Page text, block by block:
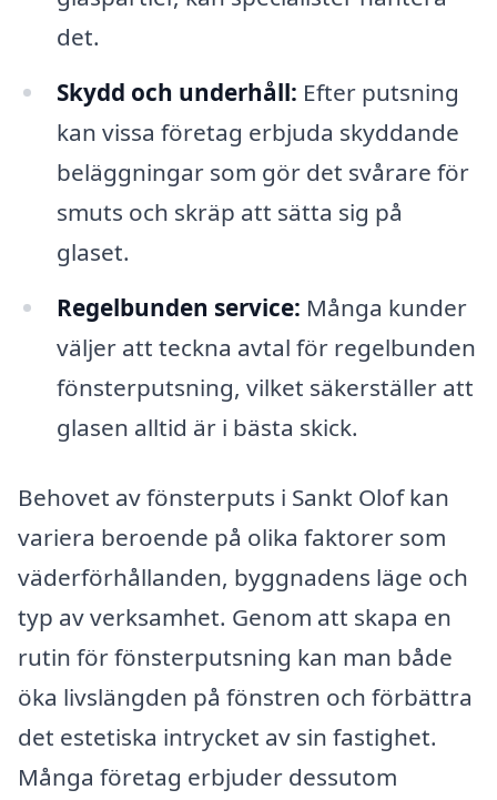
det.
Skydd och underhåll: Efter putsning
kan vissa företag erbjuda skyddande
beläggningar som gör det svårare för
smuts och skräp att sätta sig på
glaset.
Regelbunden service: Många kunder
väljer att teckna avtal för regelbunden
fönsterputsning, vilket säkerställer att
glasen alltid är i bästa skick.
Behovet av fönsterputs i Sankt Olof kan
variera beroende på olika faktorer som
väderförhållanden, byggnadens läge och
typ av verksamhet. Genom att skapa en
rutin för fönsterputsning kan man både
öka livslängden på fönstren och förbättra
det estetiska intrycket av sin fastighet.
Många företag erbjuder dessutom